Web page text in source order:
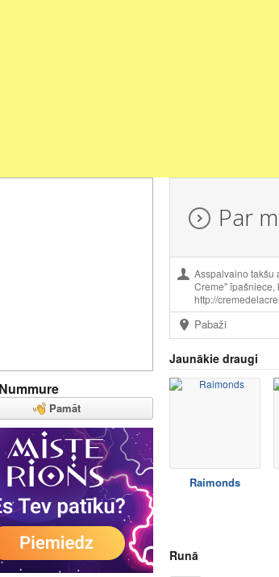
Pamāt
Par
Asspalvaino takšu
Creme'' īpašniece,
http://
Pabaži
Jaunākie draugi
Raimonds
Runā